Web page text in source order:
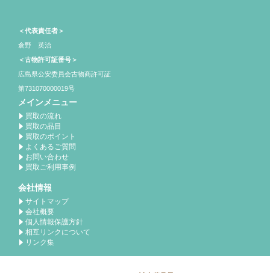
＜代表責任者＞
倉野 英治
＜古物許可証番号＞
広島県公安委員会古物商許可証
第731070000019号
メインメニュー
買取の流れ
買取の品目
買取のポイント
よくあるご質問
お問い合わせ
買取ご利用事例
会社情報
サイトマップ
会社概要
個人情報保護方針
相互リンクについて
リンク集